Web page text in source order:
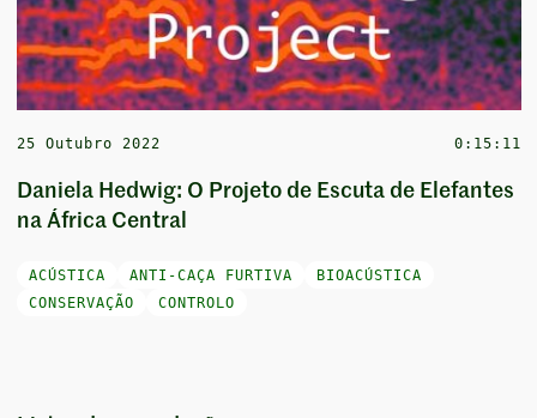
25 Outubro 2022 0:15:11
Daniela Hedwig: O Projeto de Escuta de Elefantes
na África Central
ACÚSTICA ANTI-CAÇA FURTIVA
BIOACÚSTICA
CONSERVAÇÃO
CONTROLO